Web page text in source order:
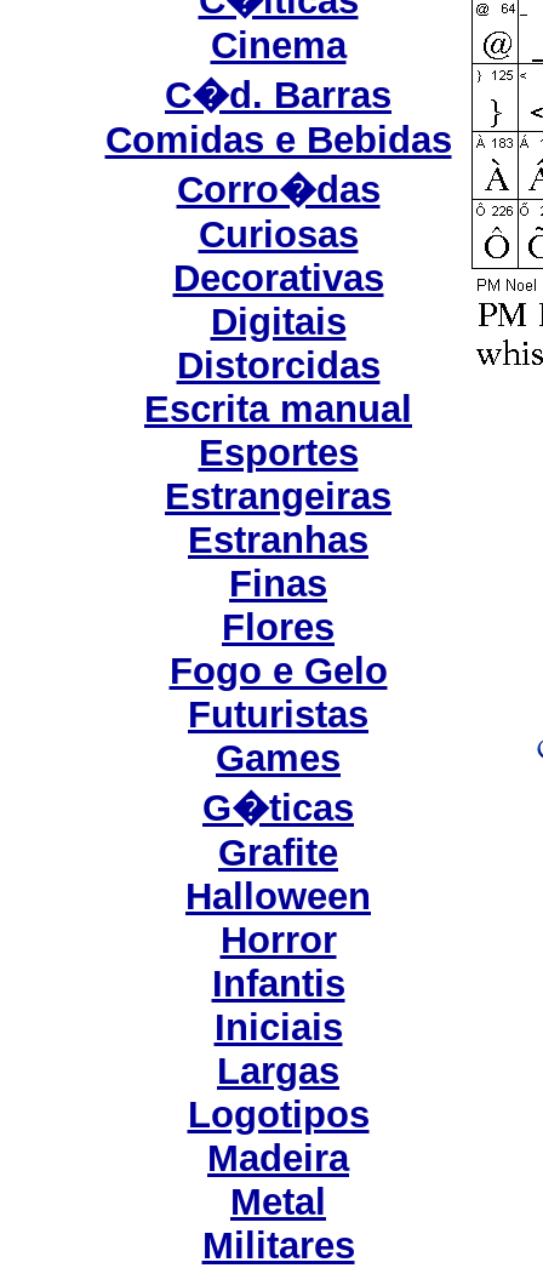
Cinema
C�d. Barras
Comidas e Bebidas
Corro�das
Curiosas
Decorativas
Digitais
Distorcidas
Escrita manual
Esportes
Estrangeiras
Estranhas
Finas
Flores
Fogo e Gelo
Futuristas
Games
G�ticas
Grafite
Halloween
Horror
Infantis
Iniciais
Largas
Logotipos
Madeira
Metal
Militares